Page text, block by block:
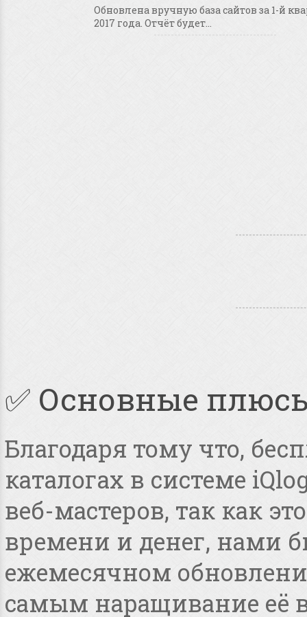
Обновлена вручную база сайтов за 1-й
2017 года. Отчёт будет...
✅ Основные
Благодаря тому что,
каталогах в системе
веб-мастеров, так как
времени и денег, нами
ежемесячном
самым наращивание её